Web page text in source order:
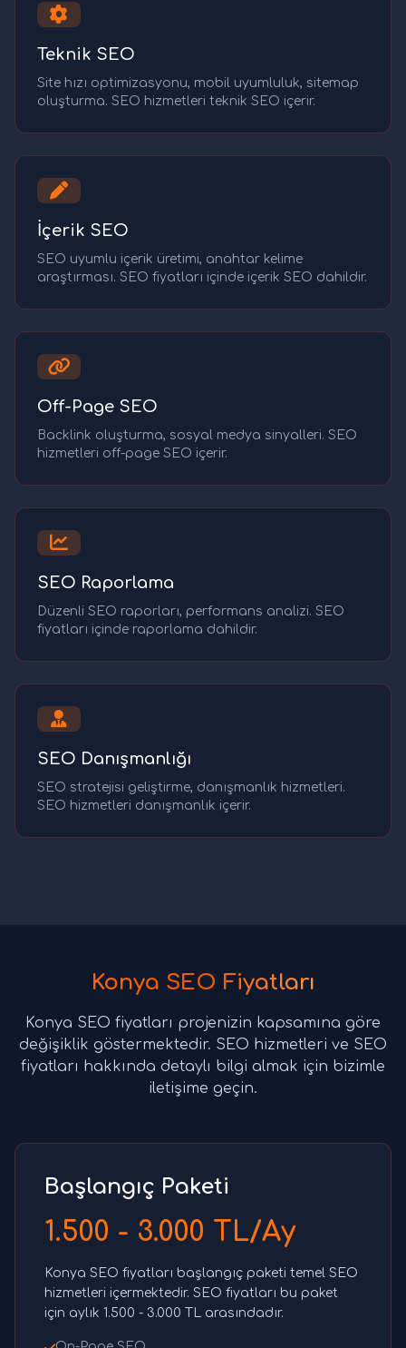
Teknik SEO
Site hızı optimizasyonu, mobil uyumluluk, sitemap
oluşturma. SEO hizmetleri teknik SEO içerir.
İçerik SEO
SEO uyumlu içerik üretimi, anahtar kelime
araştırması. SEO fiyatları içinde içerik SEO dahildir.
Off-Page SEO
Backlink oluşturma, sosyal medya sinyalleri. SEO
hizmetleri off-page SEO içerir.
SEO Raporlama
Düzenli SEO raporları, performans analizi. SEO
fiyatları içinde raporlama dahildir.
SEO Danışmanlığı
SEO stratejisi geliştirme, danışmanlık hizmetleri.
SEO hizmetleri danışmanlık içerir.
Konya SEO Fiyatları
Konya SEO fiyatları projenizin kapsamına göre
değişiklik göstermektedir. SEO hizmetleri ve SEO
fiyatları hakkında detaylı bilgi almak için bizimle
iletişime geçin.
Başlangıç Paketi
1.500 - 3.000 TL/Ay
Konya SEO fiyatları başlangıç paketi temel SEO
hizmetleri içermektedir. SEO fiyatları bu paket
için aylık 1.500 - 3.000 TL arasındadır.